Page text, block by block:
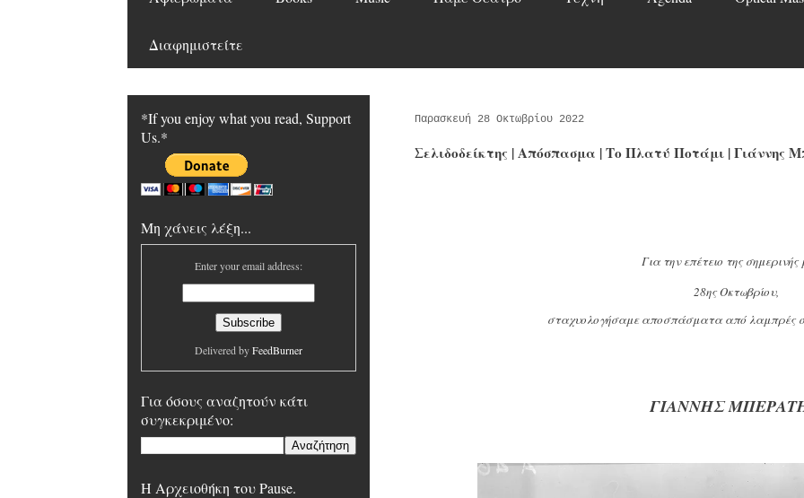
Διαφημιστείτε
Παρασκευή 28 Οκτωβρίου 2022
Σελιδοδείκτης | Απόσπασμα | Το Πλατύ Ποτάμι | Γιάννης
Για την επέτειο της
28ης Οκτωβρίου,
σταχυολογήσαμε αποσπάσματα από λαμπρές
ΓΙΑΝΝΗΣ
*If you enjoy what you read, Support
Us.*
Μη χάνεις λέξη...
Enter your email address:
Delivered byFeedBurner
Για όσους αναζητούν κάτι
συγκεκριμένο:
H Αρχειοθήκη του Pause.